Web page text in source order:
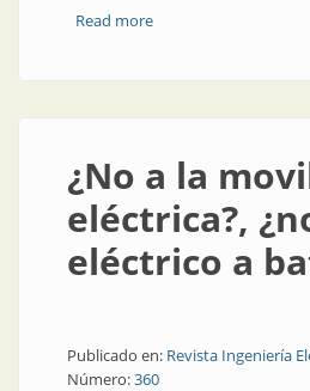
Read moreabout El control
¿No a la
eléctrica?,
eléctrico a
Publicado en: Revista Ingeniería
Número:360